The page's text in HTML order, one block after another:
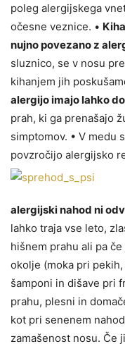
poleg alergijskega
očesne veznice. •
nujno povezano z
sluznico, se v nosu
kihanjem jih
alergijo imajo lahko
prah, ki ga prenašajo
simptomov. • V medu
povzročijo alergijsko
alergijski nahod ni
lahko traja vse leto,
hišnem prahu ali pa
okolje (moka pri
šamponi in dišave pri
prahu, plesni in
kot pri senenem
zamašenost nosu. Če